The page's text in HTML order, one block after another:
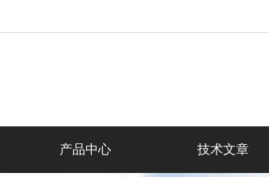
产品中心 技术文章